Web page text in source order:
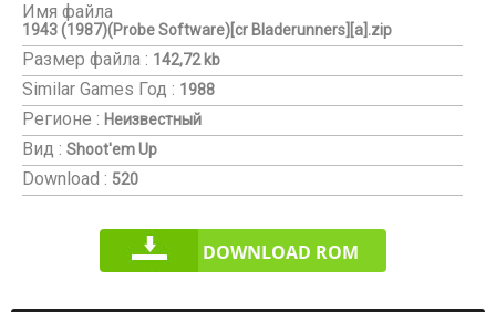
Имя файла
1943 (1987)(Probe Software)[cr Bladerunners][a].zip
Размер файла : 142,72 kb
Similar Games Год : 1988
Регионе : Неизвестный
Вид : Shoot'em Up
Download : 520
DOWNLOAD ROM